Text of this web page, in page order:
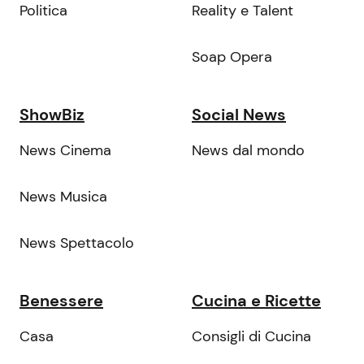
Politica Reality e Talent
Soap Opera
ShowBiz
News Cinema
News Musica
News Spettacolo
Social News
News dal mondo
Benessere
Casa
Cucina e Ricette
Consigli di Cucina